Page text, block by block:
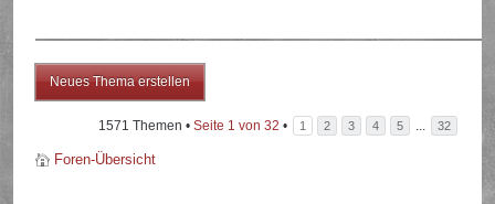
Neues Thema erstellen
1571 Themen • Seite 1 von 32 • 1 2 3 4 5 ... 32
Foren-Übersicht